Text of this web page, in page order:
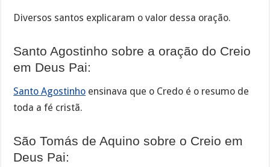
Diversos santos explicaram o valor dessa oração.
Santo Agostinho sobre a oração do Creio
em Deus Pai:
Santo Agostinho ensinava que o Credo é o resumo de
toda a fé cristã.
São Tomás de Aquino sobre o Creio em
Deus Pai: